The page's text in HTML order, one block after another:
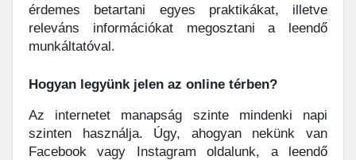
érdemes betartani egyes praktikákat, illetve
releváns információkat megosztani a leendő
munkáltatóval.
Hogyan legyünk jelen az online térben?
Az internetet manapság szinte mindenki napi
szinten használja. Úgy, ahogyan nekünk van
Facebook vagy Instagram oldalunk, a leendő